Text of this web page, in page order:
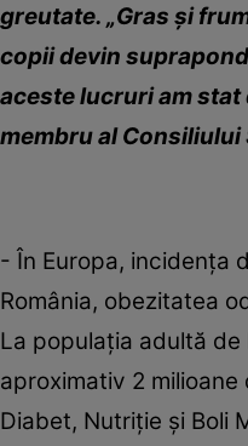
greutate. „Gras şi
copii devin
aceste lucruri am stat
membru al
- În Europa, incidenţa
România, obezitatea
La populaţia adultă
aproximativ 2
Diabet, Nutriţie şi Boli